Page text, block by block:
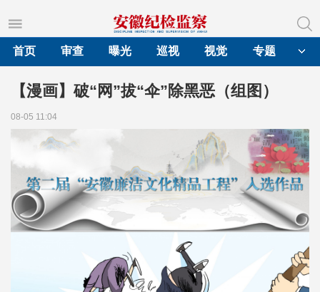
首页
审查 曝光 巡视 视觉 专题
【漫画】破“网”拔“伞”除黑恶（组图）
08-05 11:04